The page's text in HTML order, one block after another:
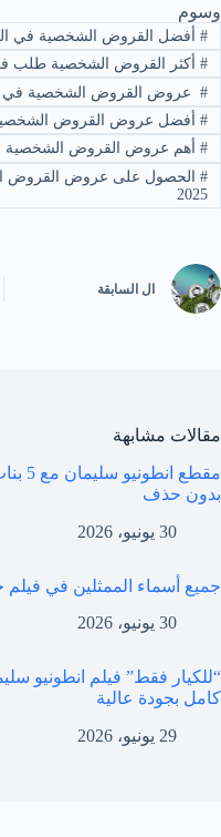
وسوم
#أفضل القروض الشخصية في الربع
#أكثر القروض الشخصية طلب في
# عروض القروض الشخصية في
#⁩أفضل عروض القروض الشخصية في
#⁩أهم عروض القروض الشخصية في
#⁩الحصول على عروض القروض
2025
ال السابقة
مقالات مشابهة
بدون حذف
30 يونيو، 2026
جميع أسماء الممثلين في فيلم خروج آمن
30 يونيو، 2026
كامل بجودة عالية
29 يونيو، 2026